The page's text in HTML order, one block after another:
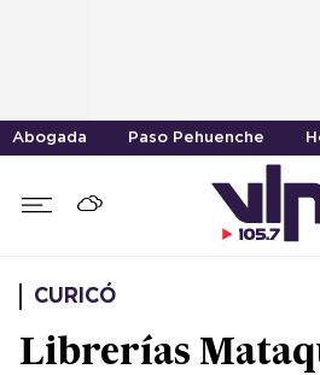
Abogada Paso Pehuenche
CURICÓ
Librerías